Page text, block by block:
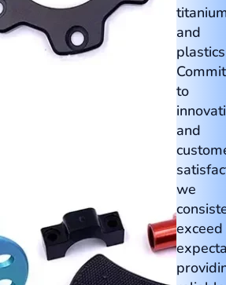
and
to
and
we
exceed